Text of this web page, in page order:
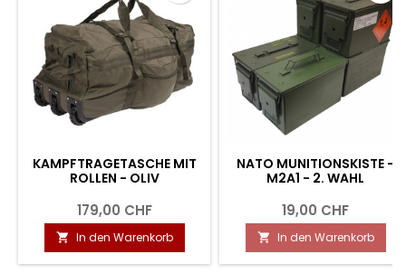
KAMPFTRAGETASCHE MIT
ROLLEN - OLIV
179,00 CHF
 In den Warenkorb
NATO MUNITIONSKISTE -
M2A1 - 2. WAHL
19,00 CHF
 In den Warenkorb